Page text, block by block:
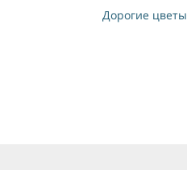
Дорогие цветы